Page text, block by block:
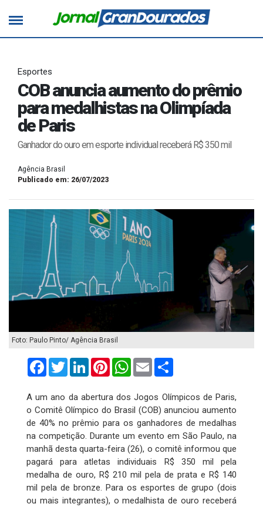
Esportes
COB anuncia aumento do prêmio
para medalhistas na Olimpíada
de Paris
Ganhador do ouro em esporte individual receberá R$ 350 mil
Agência Brasil
Publicado em: 26/07/2023
Foto: Paulo Pinto/ Agência Brasil
FacebookTwitterLinkedInPinterestWhatsApp
Email
A um ano da abertura dos Jogos Olímpicos de Paris,
o Comitê Olímpico do Brasil (COB) anunciou aumento
de 40% no prêmio para os ganhadores de medalhas
na competição. Durante um evento em São Paulo, na
manhã desta quarta-feira (26), o comitê informou que
pagará para atletas individuais R$ 350 mil pela
medalha de ouro, R$ 210 mil pela de prata e R$ 140
mil pela de bronze. Para os esportes de grupo (dois
ou mais integrantes), o medalhista de ouro receberá